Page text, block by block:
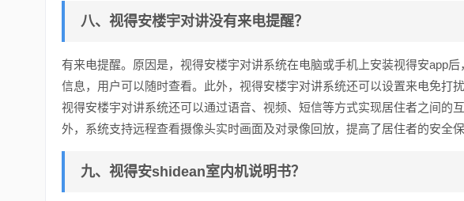
八、视得安楼宇对讲没有来电提醒？
有来电提醒。原因是，视得安楼宇对讲系统在电脑或手机上安装视得安app
信息，用户可以随时查看。此外，视得安楼宇对讲系统还可以设置来电免打
视得安楼宇对讲系统还可以通过语音、视频、短信等方式实现居住者之间的
外，系统支持远程查看摄像头实时画面及对录像回放，提高了居住者的安全
九、视得安shidean室内机说明书？